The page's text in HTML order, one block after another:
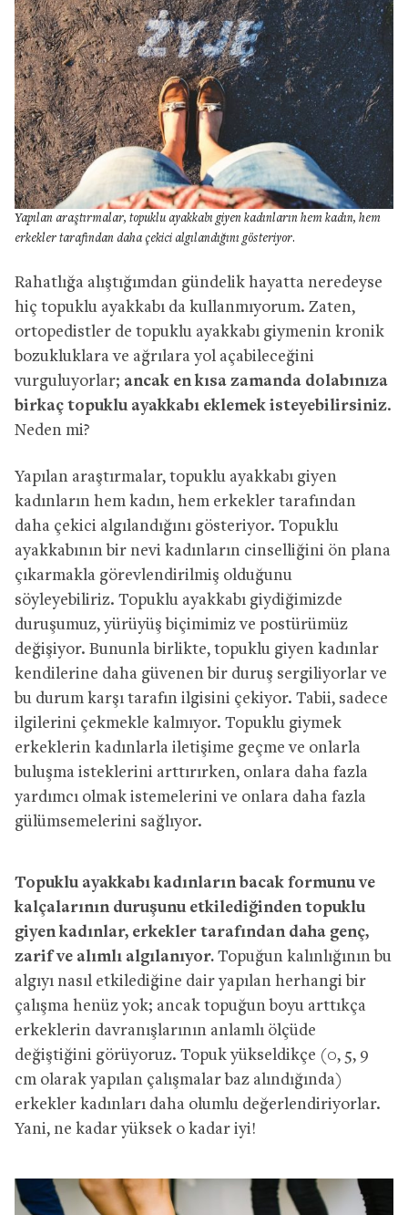
Yapılan araştırmalar, topuklu ayakkabı giyen kadınların hem kadın, hem
erkekler tarafından daha çekici algılandığını gösteriyor.
Rahatlığa alıştığımdan gündelik hayatta neredeyse
hiç topuklu ayakkabı da kullanmıyorum. Zaten,
ortopedistler de topuklu ayakkabı giymenin kronik
bozukluklara ve ağrılara yol açabileceğini
vurguluyorlar; ancak en kısa zamanda dolabınıza
birkaç topuklu ayakkabı eklemek isteyebilirsiniz.
Neden mi?
Yapılan araştırmalar, topuklu ayakkabı giyen
kadınların hem kadın, hem erkekler tarafından
daha çekici algılandığını gösteriyor. Topuklu
ayakkabının bir nevi kadınların cinselliğini ön plana
çıkarmakla görevlendirilmiş olduğunu
söyleyebiliriz. Topuklu ayakkabı giydiğimizde
duruşumuz, yürüyüş biçimimiz ve postürümüz
değişiyor. Bununla birlikte, topuklu giyen kadınlar
kendilerine daha güvenen bir duruş sergiliyorlar ve
bu durum karşı tarafın ilgisini çekiyor. Tabii, sadece
ilgilerini çekmekle kalmıyor. Topuklu giymek
erkeklerin kadınlarla iletişime geçme ve onlarla
buluşma isteklerini arttırırken, onlara daha fazla
yardımcı olmak istemelerini ve onlara daha fazla
gülümsemelerini sağlıyor.
Topuklu ayakkabı kadınların bacak formunu ve
kalçalarının duruşunu etkilediğinden topuklu
giyen kadınlar, erkekler tarafından daha genç,
zarif ve alımlı algılanıyor. Topuğun kalınlığının bu
algıyı nasıl etkilediğine dair yapılan herhangi bir
çalışma henüz yok; ancak topuğun boyu arttıkça
erkeklerin davranışlarının anlamlı ölçüde
değiştiğini görüyoruz. Topuk yükseldikçe (0, 5, 9
cm olarak yapılan çalışmalar baz alındığında)
erkekler kadınları daha olumlu değerlendiriyorlar.
Yani, ne kadar yüksek o kadar iyi!